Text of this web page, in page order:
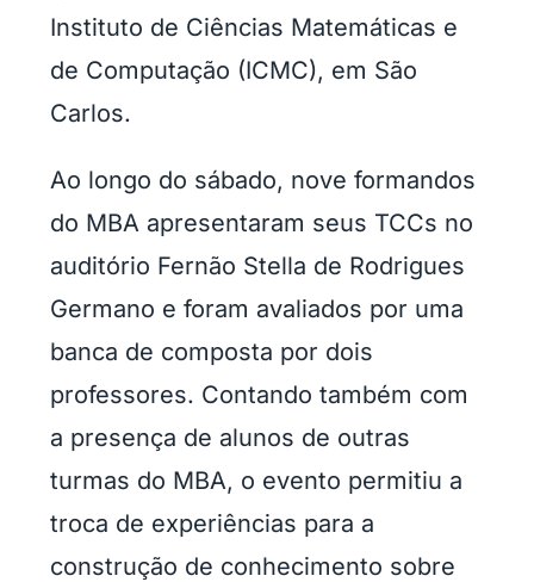
Instituto de Ciências Matemáticas e
de Computação (ICMC), em São
Carlos.
Ao longo do sábado, nove formandos
do MBA apresentaram seus TCCs no
auditório Fernão Stella de Rodrigues
Germano e foram avaliados por uma
banca de composta por dois
professores. Contando também com
a presença de alunos de outras
turmas do MBA, o evento permitiu a
troca de experiências para a
construção de conhecimento sobre